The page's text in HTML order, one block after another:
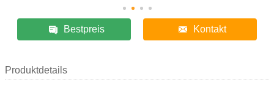
Bestpreis Kontakt
Produktdetails